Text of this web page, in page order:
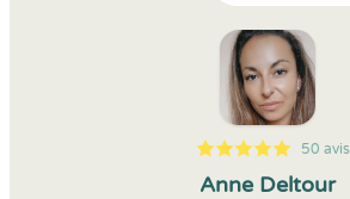
5
1
5
50 50 avis
Anne Deltour